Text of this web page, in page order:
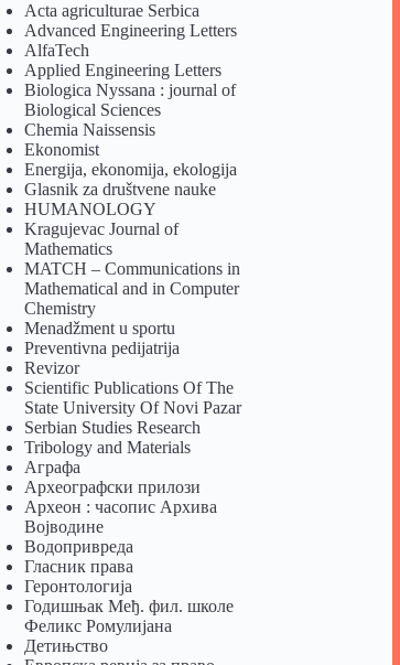
Acta agriculturae Serbica
Advanced Engineering Letters
AlfaTech
Applied Engineering Letters
Biologica Nyssana : journal of
Biological Sciences
Chemia Naissensis
Ekonomist
Energija, ekonomija, ekologija
Glasnik za društvene nauke
HUMANOLOGY
Kragujevac Journal of
Mathematics
MATCH – Communications in
Mathematical and in Computer
Chemistry
Menadžment u sportu
Preventivna pedijatrija
Revizor
Scientific Publications Of The
State University Of Novi Pazar
Serbian Studies Research
Tribology and Materials
Аграфа
Археографски прилози
Археон : часопис Архива
Војводине
Водопривреда
Гласник права
Геронтологија
Годишњак Међ. фил. школе
Феликс Ромулијана
Детињство